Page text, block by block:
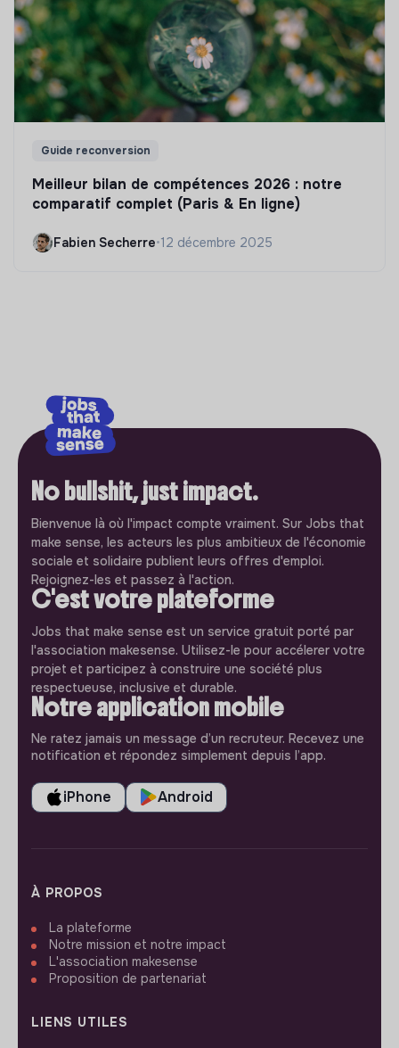
Guide reconversion
Meilleur bilan de compétences 2026 : notre
comparatif complet (Paris & En ligne)
Fabien Secherre•12 décembre 2025
No bullshit, just impact.
Bienvenue là où l'impact compte vraiment. Sur Jobs that
make sense, les acteurs les plus ambitieux de l'économie
sociale et solidaire publient leurs offres d'emploi.
Rejoignez-les et passez à l'action.
C'est votre plateforme
Jobs that make sense est un service gratuit porté par
l'association makesense. Utilisez-le pour accélerer votre
projet et participez à construire une société plus
respectueuse, inclusive et durable.
Notre application mobile
Ne ratez jamais un message d’un recruteur. Recevez une
notification et répondez simplement depuis l’app.
iPhone Android
À PROPOS
La plateforme
Notre mission et notre impact
L'association makesense
Proposition de partenariat
LIENS UTILES